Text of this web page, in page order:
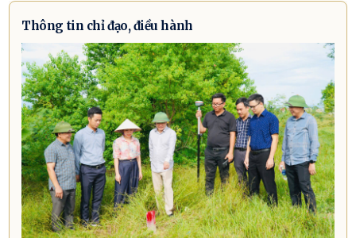
Thông tin chỉ đạo, điều hành